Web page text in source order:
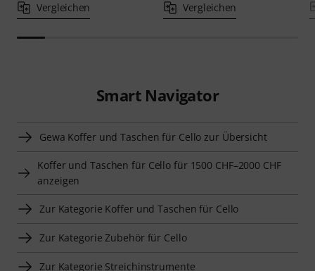
Vergleichen Vergleichen
Smart Navigator
Gewa Koffer und Taschen für Cello zur Übersicht
Koffer und Taschen für Cello für 1500 CHF–2000 CHF
anzeigen
Zur Kategorie Koffer und Taschen für Cello
Zur Kategorie Zubehör für Cello
Zur Kategorie Streichinstrumente